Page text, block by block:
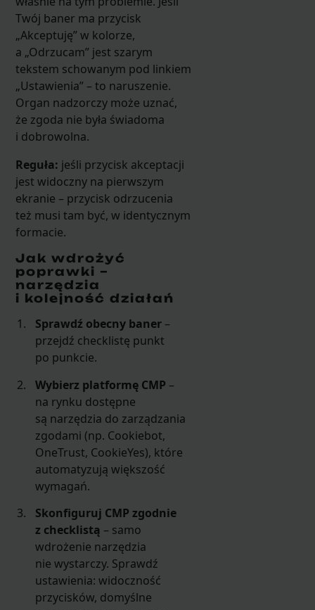
Twój baner ma przycisk
„Akceptuję” w kolorze,
a „Odrzucam” jest szarym
tekstem schowanym pod linkiem
„Ustawienia” – to naruszenie.
Organ nadzorczy może uznać,
że zgoda nie była świadoma
i dobrowolna.
Reguła: jeśli przycisk akceptacji
jest widoczny na pierwszym
ekranie – przycisk odrzucenia
też musi tam być, w identycznym
formacie.
Jak wdrożyć
poprawki –
narzędzia
i kolejność działań
Sprawdź obecny baner –
przejdź checklistę punkt
po punkcie.
Wybierz platformę CMP –
na rynku dostępne
są narzędzia do zarządzania
zgodami (np. Cookiebot,
OneTrust, CookieYes), które
automatyzują większość
wymagań.
Skonfiguruj CMP zgodnie
z checklistą – samo
wdrożenie narzędzia
nie wystarczy. Sprawdź
ustawienia: widoczność
przycisków, domyślne